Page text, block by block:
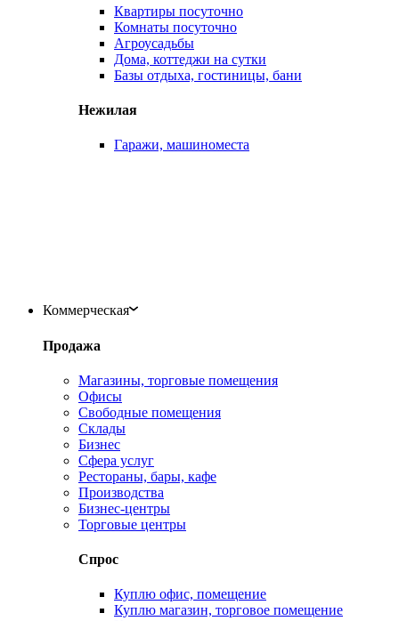
Квартиры посуточно
Комнаты посуточно
Агроусадьбы
Дома, коттеджи на сутки
Базы отдыха, гостиницы, бани
Нежилая
Гаражи, машиноместа
Коммерческая
Продажа
Магазины, торговые помещения
Офисы
Свободные помещения
Склады
Бизнес
Сфера услуг
Рестораны, бары, кафе
Производства
Бизнес-центры
Торговые центры
Спрос
Куплю офис, помещение
Куплю магазин, торговое помещение